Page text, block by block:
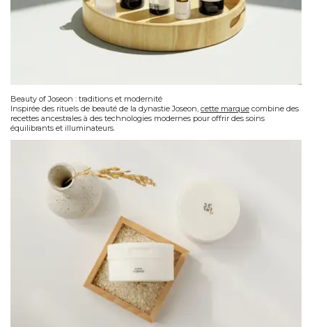
Beauty of Joseon : traditions et modernité
Inspirée des rituels de beauté de la dynastie Joseon, cette marque combine des
recettes ancestrales à des technologies modernes pour offrir des soins
équilibrants et illuminateurs.